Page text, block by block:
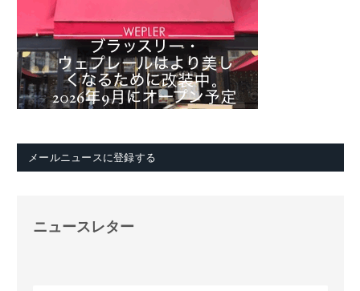
メールニュースに登録する
ニュースレター